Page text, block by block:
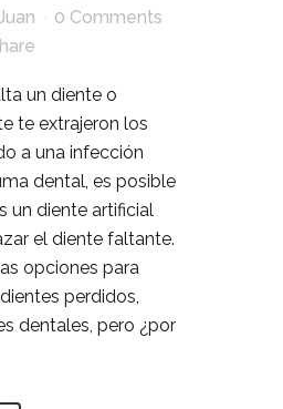
0 Comments
un diente o
te extrajeron los
a una infección
dental, es posible
un diente artificial
el diente faltante.
opciones para
perdidos,
dentales, pero ¿por